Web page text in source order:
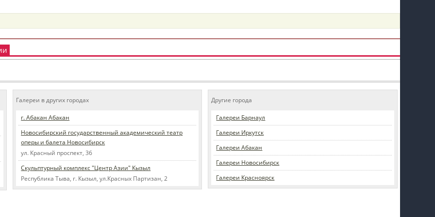
пїЅпїЅпїЅпїЅпїЅпїЅпїЅпїЅпїЅпїЅ
Галереи в других городах
г. Абакан Абакан
Новосибирский государственный академический театр
оперы и балета Новосибирск
ул. Красный проспект, 36
Скульптурный комплекс "Центр Азии" Кызыл
Республика Тыва, г. Кызыл, ул.Красных Партизан, 2
Другие города
Галереи Барнаул
Галереи Иркутск
Галереи Абакан
Галереи Новосибирск
Галереи Красноярск